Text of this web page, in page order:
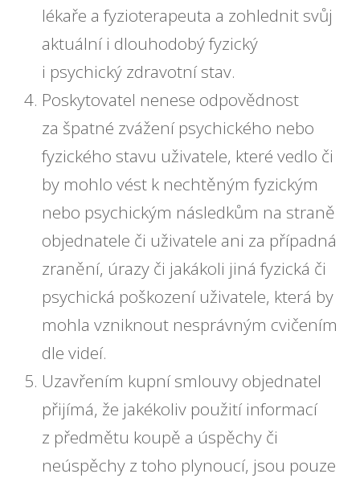
lékaře a fyzioterapeuta a zohlednit svůj
aktuální i dlouhodobý fyzický
i psychický zdravotní stav.
Poskytovatel nenese odpovědnost
za špatné zvážení psychického nebo
fyzického stavu uživatele, které vedlo či
by mohlo vést k nechtěným fyzickým
nebo psychickým následkům na straně
objednatele či uživatele ani za případná
zranění, úrazy či jakákoli jiná fyzická či
psychická poškození uživatele, která by
mohla vzniknout nesprávným cvičením
dle videí.
Uzavřením kupní smlouvy objednatel
přijímá, že jakékoliv použití informací
z předmětu koupě a úspěchy či
neúspěchy z toho plynoucí, jsou pouze